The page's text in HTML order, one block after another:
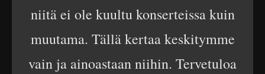
niitä ei ole kuultu konserteissa kuin
muutama. Tällä kertaa keskitymme
vain ja ainoastaan niihin. Tervetuloa